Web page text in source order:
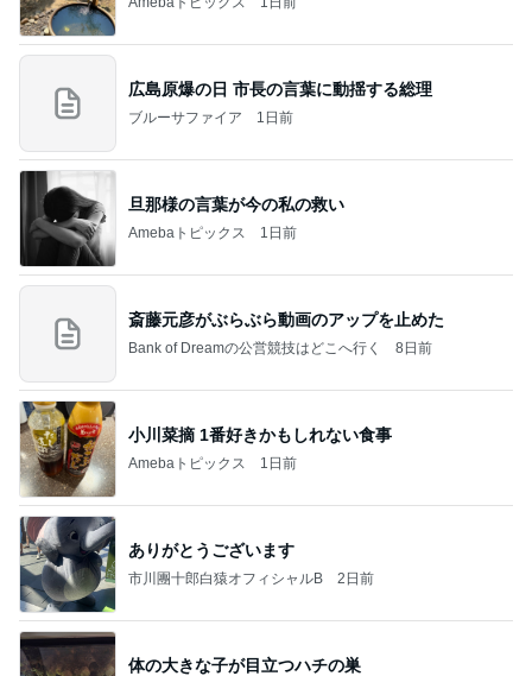
広島原爆の日 市長の言葉に動揺する総理
ブルーサファイア 1日前
旦那様の言葉が今の私の救い
Amebaトピックス 1日前
斎藤元彦がぶらぶら動画のアップを止めた
Bank of Dreamの公営競技はどこへ行く 8日前
小川菜摘 1番好きかもしれない食事
Amebaトピックス 1日前
ありがとうございます
市川團十郎白猿オフィシャルB 2日前
体の大きな子が目立つハチの巣